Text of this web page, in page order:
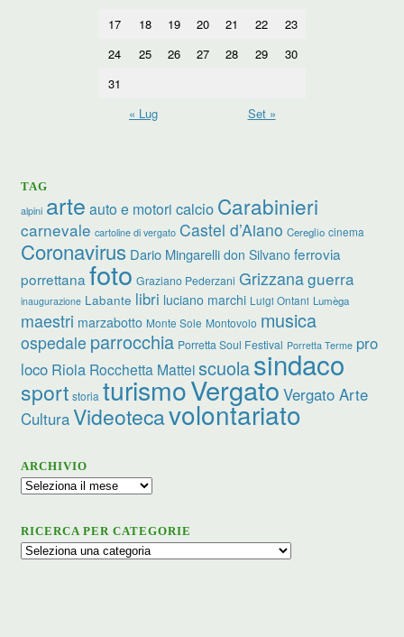
17
18 19 20 21 22
23
24
25 26 27 28 29
30
31
« Lug
Set »
TAG
alpini arte auto e motori calcio Carabinieri
carnevale cartoline di vergato Castel d’Aiano Cereglio cinema
Coronavirus Dario Mingarelli don Silvano ferrovia
porrettana foto Graziano Pederzani Grizzanaguerra
inaugurazione Labante libri luciano marchi Luigi Ontani Lumèga
maestri marzabotto Monte Sole Montovolo musica
ospedale parrocchia Porretta Soul Festival Porretta Terme pro
loco Riola Rocchetta Matteiscuolasindaco
sport storia turismoVergato Vergato Arte
CulturaVideotecavolontariato
ARCHIVIO
Archivio
RICERCA PER CATEGORIE
Ricerca